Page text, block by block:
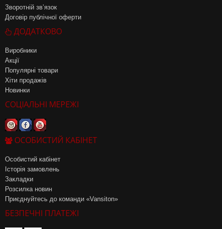
Зворотній зв’язок
Договір публічної оферти
ДОДАТКОВО
Виробники
Акції
Популярні товари
Хіти продажів
Новинки
СОЦІАЛЬНІ МЕРЕЖІ
ОСОБИСТИЙ КАБІНЕТ
Особистий кабінет
Історія замовлень
Закладки
Розсилка новин
Приєднуйтесь до команди «Vansiton»
БЕЗПЕЧНІ ПЛАТЕЖІ